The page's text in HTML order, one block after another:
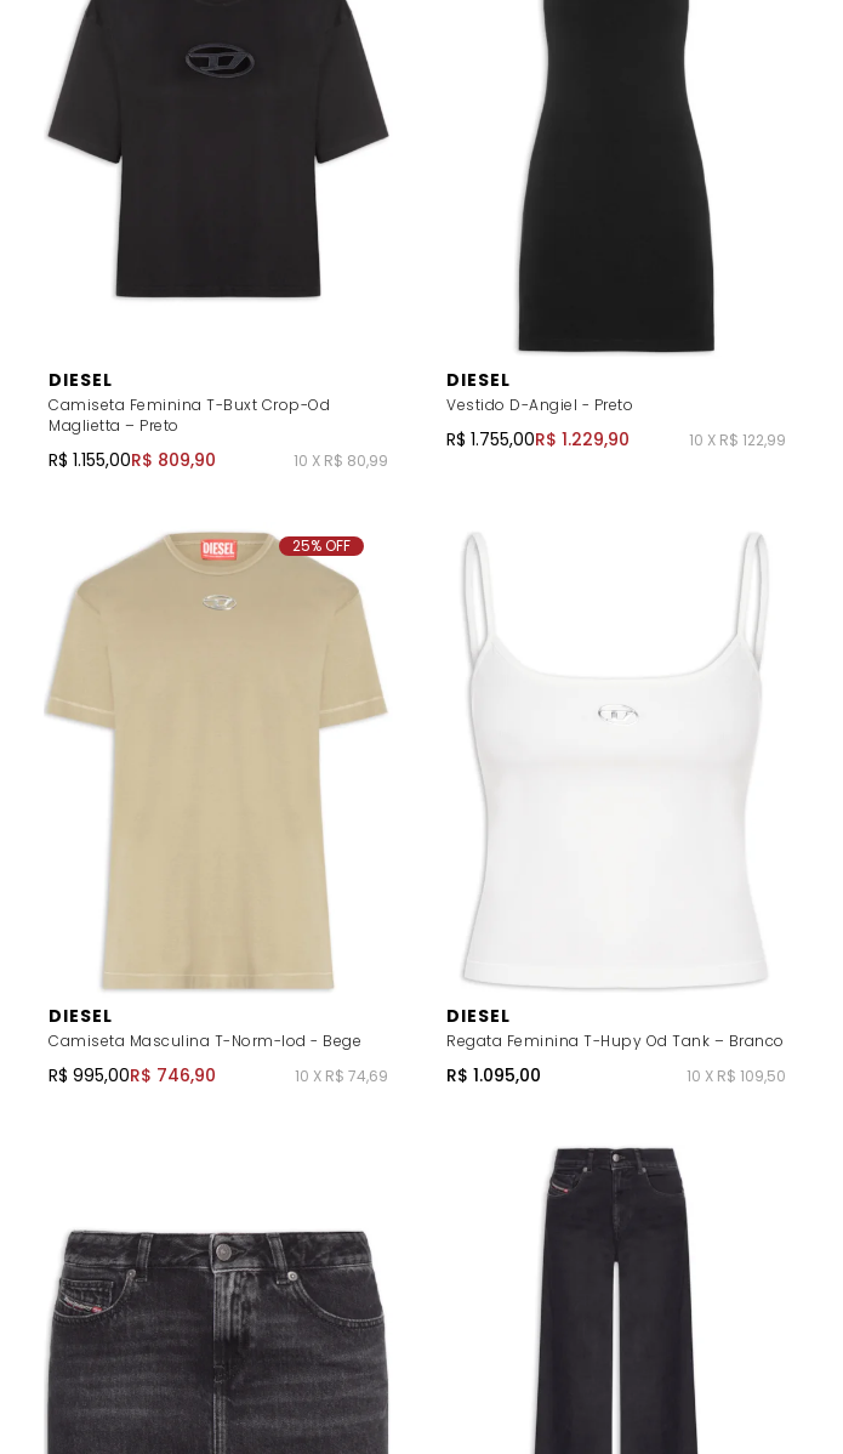
DIESEL
Camiseta Feminina T-Buxt Crop-Od
Maglietta – Preto
R$ 1.155,00R$ 809,90 10 X R$ 80,99
DIESEL
Vestido D-Angiel - Preto
R$ 1.755,00R$ 1.229,90 10 X R$ 122,99
DIESEL
Camiseta Masculina T-Norm-Iod - Bege
R$ 995,00R$ 746,90 10 X R$ 74,69
25% OFF
DIESEL
Regata Feminina T-Hupy Od Tank – Branco
R$ 1.095,00 10 X R$ 109,50